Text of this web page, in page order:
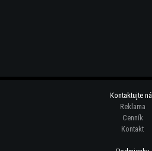
Kontaktujte
Reklama
Cenník
Kontakt